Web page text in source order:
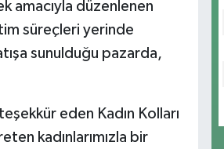
amacıyla düzenlenen
süreçleri yerinde
sunulduğu pazarda,
eden Kadın Kolları
kadınlarımızla bir